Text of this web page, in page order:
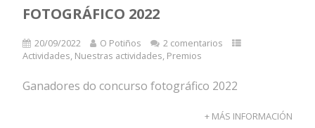
FOTOGRÁFICO 2022
20/09/2022 O Potiños
2 comentarios
Actividades, Nuestras actividades, Premios
Ganadores do concurso fotográfico 2022
+ MÁS INFORMACIÓN